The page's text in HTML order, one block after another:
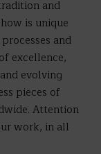
and
is unique
and
excellence,
evolving
pieces of
Attention
work, in all